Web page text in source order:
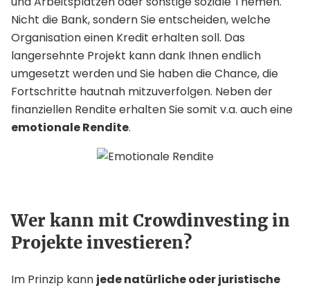
Nicht die Bank, sondern Sie entscheiden, welche
Organisation einen Kredit erhalten soll. Das
langersehnte Projekt kann dank Ihnen endlich
umgesetzt werden und Sie haben die Chance, die
Fortschritte hautnah mitzuverfolgen. Neben der
finanziellen Rendite erhalten Sie somit v.a. auch eine
emotionale Rendite.
Wer kann mit Crowdinvesting in
Projekte investieren?
Im Prinzip kann jede natürliche oder juristische